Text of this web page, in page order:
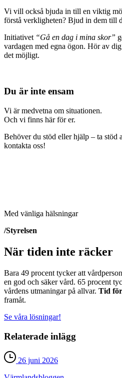
Vi vill också bjuda in till en viktig
förstå verkligheten? Bjud in dem till
Initiativet “Gå en dag i mina skor”
vardagen med egna ögon. Hör av
det möjligt.
Du är inte ensam
Vi är medvetna om situationen.
Och vi finns här för er.
Behöver du stöd eller hjälp – ta stöd
kontakta oss!
Med vänliga hälsningar
/Styrelsen
När tiden inte räcker
Bara 49 procent tycker att
en god och säker vård. 65 procent
vårdens utmaningar på allvar. Tid
framåt.
Se våra lösningar!
Relaterade inlägg
26 juni 2026